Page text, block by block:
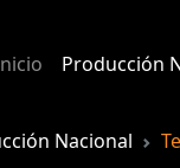
Producción
Nacional